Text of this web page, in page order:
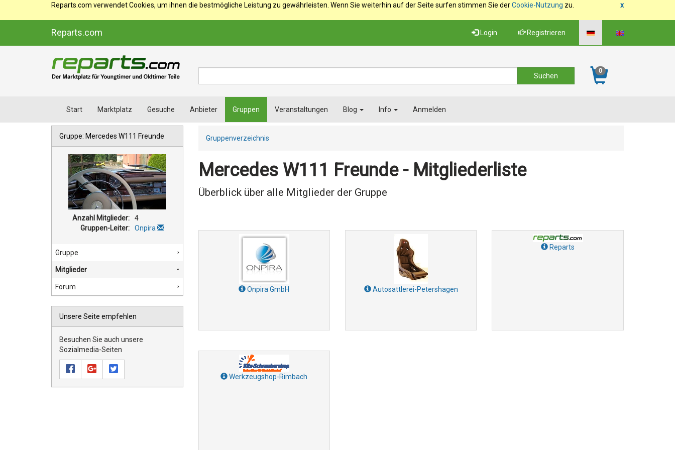
x
Reparts.com verwendet Cookies, um ihnen die bestmögliche Leistung zu gewährleisten. Wenn Sie weiterhin auf der Seite surfen stimmen Sie derCookie-Nutzung zu.
Reparts.com Login Registrieren
0
Start Marktplatz Gesuche Anbieter Gruppen Veranstaltungen Blog Info Anmelden
Gruppenverzeichnis
Mercedes W111 Freunde - Mitgliederliste
Überblick über alle Mitglieder der Gruppe
Onpira GmbH Autosattlerei-Petershagen
Reparts
Werkzeugshop-Rimbach
Gruppe: Mercedes W111 Freunde
Anzahl Mitglieder:
4
Gruppen-Leiter:
Onpira
Gruppe
Mitglieder
Forum
Unsere Seite empfehlen
Besuchen Sie auch unsere
Sozialmedia-Seiten